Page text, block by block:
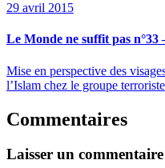
29 avril 2015
Le Monde ne suffit pas n°33
Mise en perspective des
l’Islam chez le groupe
Commentaires
Laisser un commentaire